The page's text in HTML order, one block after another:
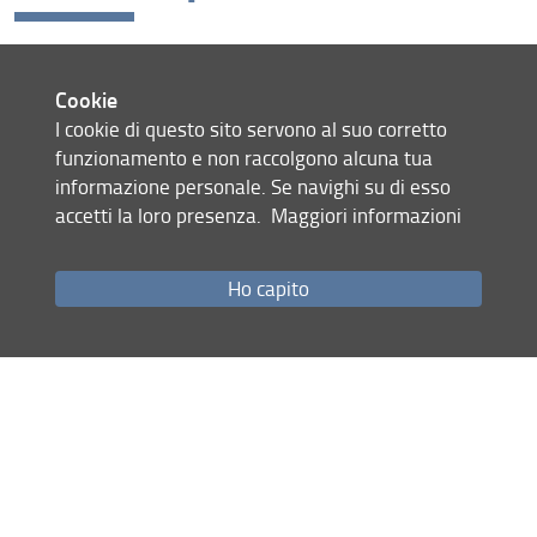
Consulta la pagina dedicata (URL)
06 Febbraio 2026 (Archiviata
Cookie
I cookie di questo sito servono al suo corretto
funzionamento e non raccolgono alcuna tua
informazione personale. Se navighi su di esso
accetti la loro presenza. Maggiori informazioni
Ho capito